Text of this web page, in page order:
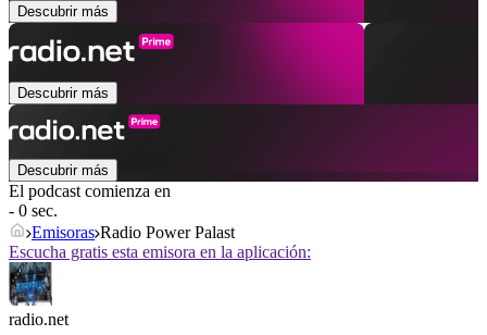
Descubrir más
Descubrir más
Descubrir más
El podcast comienza en
- 0 sec.
Emisoras Radio Power Palast
Escucha gratis esta emisora en la aplicación:
radio.net